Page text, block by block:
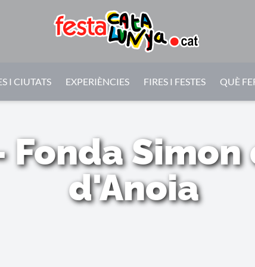
I CIUTATS EXPERIÈNCIES FIRES I FESTES QUÈ
Fonda
d'Anoia